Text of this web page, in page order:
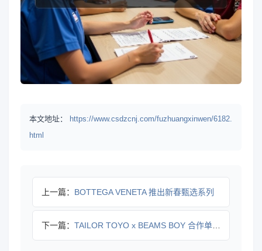
本文地址：
https://www.csdzcnj.com/fuzhuangxinwen/6182.
html
上一篇： BOTTEGA VENETA 推出新春甄选系列
下一篇： TAILOR TOYO x BEAMS BOY 合作单品登场